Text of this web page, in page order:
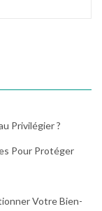
Privilégier ?
Pour Protéger
Votre Bien-